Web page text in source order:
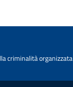
criminalità organizzata